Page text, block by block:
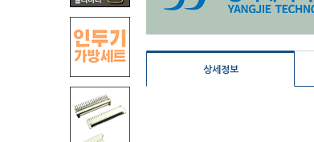
상세정보